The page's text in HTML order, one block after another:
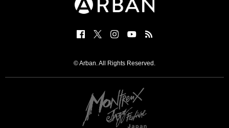
© Arban. All Rights Reserved.